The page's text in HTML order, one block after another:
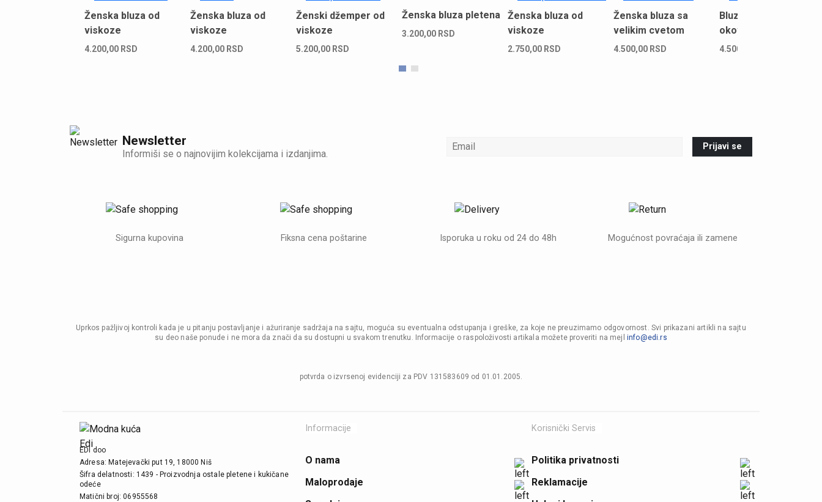
Ženska bluza od
viskoze
4.200,00 RSD
Ženska bluza od
viskoze
4.200,00 RSD
Ženski džemper od
viskoze
5.200,00 RSD
Ženska bluza pletena
3.200,00 RSD
Ženska bluza od
viskoze
2.750,00 RSD
Ženska bluza sa
velikim cvetom
4.500,00 RSD
Bluza od viskoze sa
okovratnikom
4.500,00
Newsletter
Informiši se o najnovijim kolekcijama i izdanjima.
Prijavi se
Sigurna kupovina Fiksna cena poštarine Isporuka u roku od 24 do 48h Mogućnost povraćaja ili zamene
Uprkos pažljivoj kontroli kada je u pitanju postavljanje i ažuriranje sadržaja na sajtu, moguća su eventualna odstupanja i greške, za koje ne preuzimamo odgovornost. Svi prikazani artikli na sajtu
su deo naše ponude i ne mora da znači da su dostupni u svakom trenutku. Informacije o raspoloživosti artikala možete proveriti na mejl info@edi.rs
potvrda o izvrsenoj evidenciji za PDV 131583609 od 01.01.2005.
EDI doo
Adresa: Matejevački put 19, 18000 Niš
Šifra delatnosti: 1439 - Proizvodnja ostale pletene i kukičane
odeće
Matični broj: 06955568
Informacije
O nama
Maloprodaje
Korisnički Servis
Politika privatnosti
Reklamacije